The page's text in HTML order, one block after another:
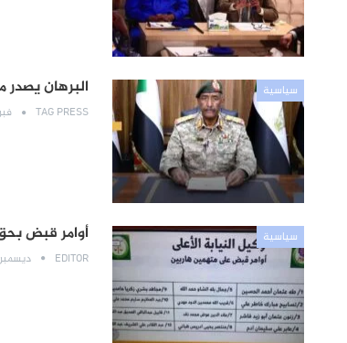
سياسية البرهان
TAG PRESS
سياسية أوامر قبض بحق 12 شخصاً بينهم مدير سابق لمكاتب “البشير”
EDITOR ديسمبر 10, 2024